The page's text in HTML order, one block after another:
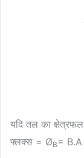
यदि तल का
फ्लक्स = ØB= B.A